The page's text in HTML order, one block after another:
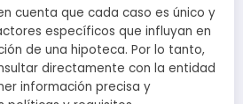
cuenta que cada caso es único y
específicos que influyan en
de una hipoteca. Por lo tanto,
directamente con la entidad
información precisa y